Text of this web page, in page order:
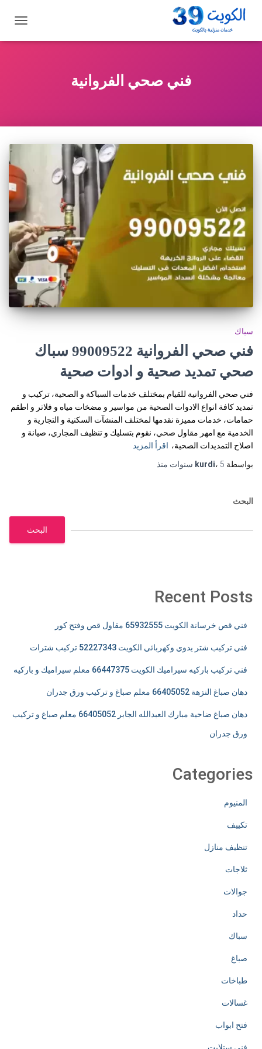
التنقل
فني صحي الفروانية
سباك
فني صحي الفروانية 99009522 سباك
صحي تمديد صحية و ادوات صحية
فني صحي الفروانية للقيام بمختلف خدمات السباكة و الصحية، تركيب و
تمديد كافة انواع الادوات الصحية من مواسير و مضخات مياه و فلاتر و اطقم
حمامات، خدمات مميزة نقدمها لمختلف المنشآت السكنية و التجارية و
الخدمية مع امهر مقاول صحي، نقوم بتسليك و تنظيف المجاري، صيانة و
اصلاح التمديدات الصحية، اقرأ المزيد
بواسطة
kurdi، 5 سنوات منذ
البحث
البحث
Recent Posts
فني قص خرسانة الكويت 65932555 مقاول قص وفتح كور
فني تركيب شتر يدوي وكهربائي الكويت 52227343 تركيب شترات
فني تركيب باركيه سيراميك الكويت 66447375 معلم سيراميك و باركيه
دهان صباغ النزهة 66405052 معلم صباغ و تركيب ورق جدران
دهان صباغ ضاحية مبارك العبدالله الجابر 66405052 معلم صباغ و تركيب
ورق جدران
Categories
المنيوم
تكييف
تنظيف منازل
ثلاجات
جوالات
حداد
سباك
صباغ
طباخات
غسالات
فتح ابواب
فني ستلايت